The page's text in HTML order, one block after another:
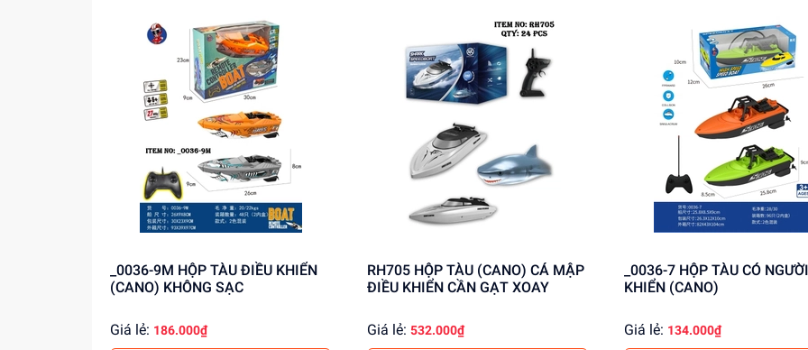
_0036-9M HỘP TÀU ĐIỀU KHIỂN
(CANO) KHÔNG SẠC
Giá lẻ: 186.000₫
RH705 HỘP TÀU (CANO) CÁ MẬP
ĐIỀU KHIỂN CẦN GẠT XOAY
Giá lẻ: 532.000₫
_0036-7 HỘP TÀU CÓ NGƯỜI ĐIỀU
KHIỂN (CANO)
Giá lẻ: 134.000₫